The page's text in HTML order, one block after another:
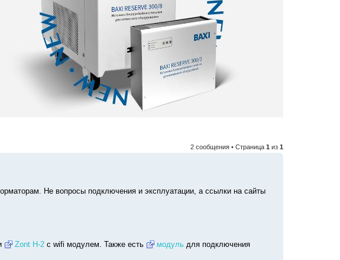
2 сообщения • Страница 1 из 1
Не вопросы подключения и эксплуатации, а ссылки на сайты
Zont H-2с wifi модулем. Также есть модульдля подключения